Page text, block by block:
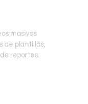
masivos
de plantillas,
reportes.